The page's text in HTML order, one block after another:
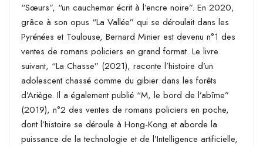
“Sœurs”, “un cauchemar écrit à l’encre noire”. En 2020,
grâce à son opus “La Vallée” qui se déroulait dans les
Pyrénées et Toulouse, Bernard Minier est devenu n°1 des
ventes de romans policiers en grand format. Le livre
suivant, “La Chasse” (2021), raconte l’histoire d’un
adolescent chassé comme du gibier dans les forêts
d’Ariège. Il a également publié “M, le bord de l’abîme”
(2019), n°2 des ventes de romans policiers en poche,
dont l’histoire se déroule à Hong-Kong et aborde la
puissance de la technologie et de l’Intelligence artificielle,